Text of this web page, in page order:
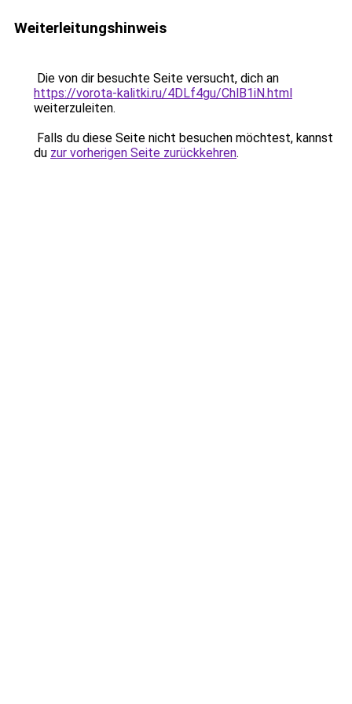
Weiterleitungshinweis
Die von dir besuchte Seite versucht, dich an
https://vorota-kalitki.ru/4DLf4gu/ChlB1iN.html
weiterzuleiten.
Falls du diese Seite nicht besuchen möchtest, kannst
du zur vorherigen Seite zurückkehren.